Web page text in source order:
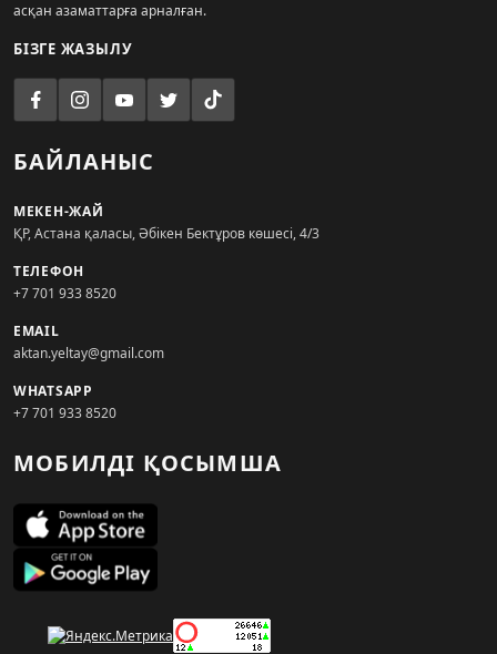
асқан азаматтарға арналған.
БІЗГЕ ЖАЗЫЛУ
БАЙЛАНЫС
МЕКЕН-ЖАЙ
ҚР, Астана қаласы, Әбікен Бектұров көшесі, 4/3
ТЕЛЕФОН
+7 701 933 8520
EMAIL
aktan.yeltay@gmail.com
WHATSAPP
+7 701 933 8520
МОБИЛДІ ҚОСЫМША